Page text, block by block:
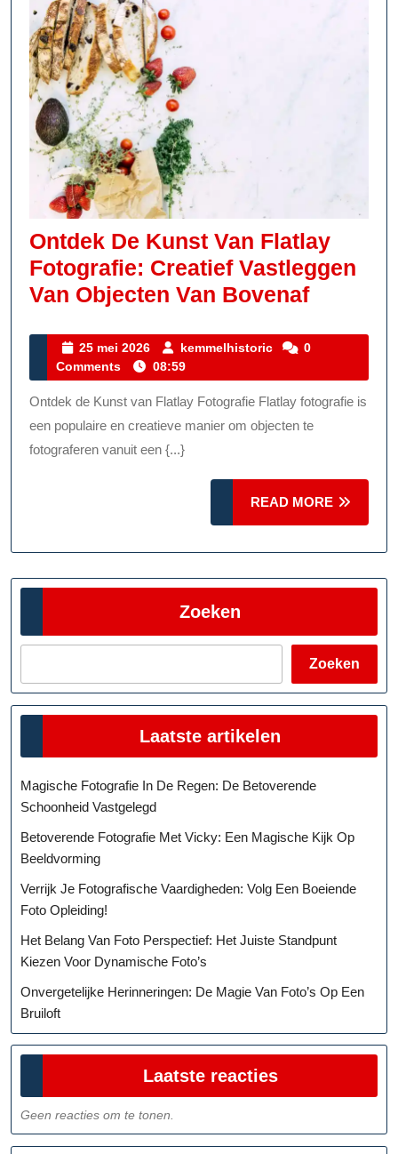
Ontdek De Kunst Van Flatlay
Fotografie: Creatief Vastleggen
Van Objecten Van BovenafOntdek
Kunst
Flatlay
Van
Van
Bovenaf
25 mei 2026
25
mei
2026
kemmelhistoric kemmelhistoric
0
Comments
08:59
Ontdek de Kunst van Flatlay Fotografie Flatlay fotografie is
een populaire en creatieve manier om objecten te
fotograferen vanuit een {...}
READ MORE
MORE
Zoeken
Zoeken
Laatste artikelen
Magische Fotografie In De Regen: De Betoverende
Schoonheid Vastgelegd
Betoverende Fotografie Met Vicky: Een Magische Kijk Op
Beeldvorming
Verrijk Je Fotografische Vaardigheden: Volg Een Boeiende
Foto Opleiding!
Het Belang Van Foto Perspectief: Het Juiste Standpunt
Kiezen Voor Dynamische Foto’s
Onvergetelijke Herinneringen: De Magie Van Foto’s Op Een
Bruiloft
Laatste reacties
Geen reacties om te tonen.